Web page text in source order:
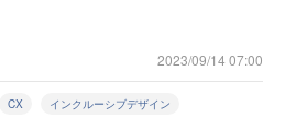
2023/09/14 07:00
CX インクルーシブデザイン